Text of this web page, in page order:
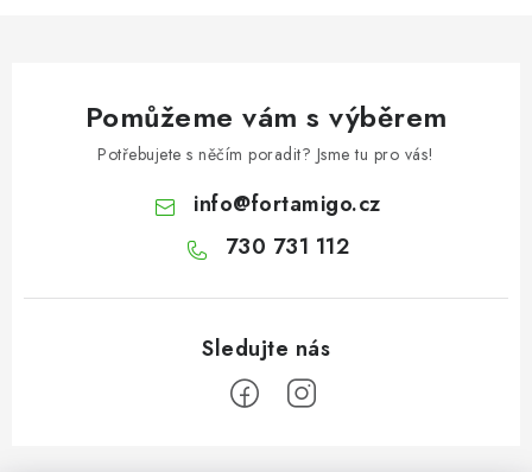
Pomůžeme vám s výběrem
Potřebujete s něčím poradit? Jsme tu pro vás!
info@fortamigo.cz
730 731 112